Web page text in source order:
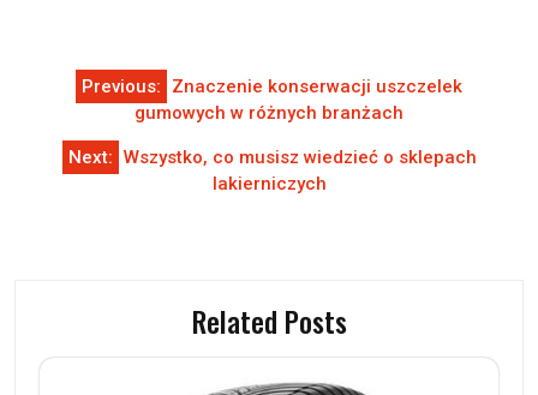
Nawigacja
wpisuPrevious:
Znaczenie konserwacji uszczelek
gumowych w różnych branżach
Next: Wszystko, co musisz wiedzieć o sklepach
lakierniczych
Related Posts